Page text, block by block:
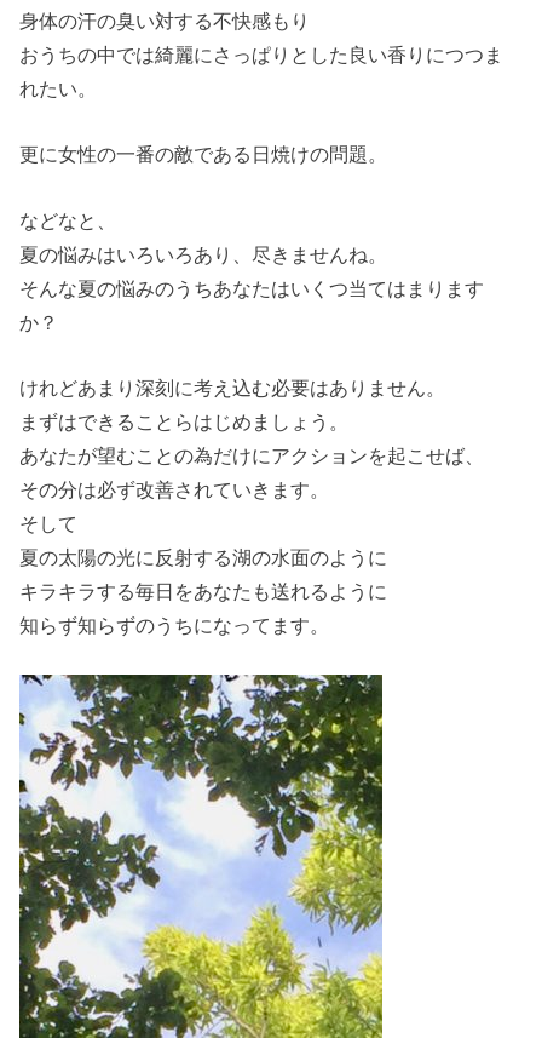
身体の汗の臭い対する不快感もり
おうちの中では綺麗にさっぱりとした良い香りにつつま
れたい。
更に女性の一番の敵である日焼けの問題。
などなと、
夏の悩みはいろいろあり、尽きませんね。
そんな夏の悩みのうちあなたはいくつ当てはまります
か？
けれどあまり深刻に考え込む必要はありません。
まずはできることらはじめましょう。
あなたが望むことの為だけにアクションを起こせば、
その分は必ず改善されていきます。
そして
夏の太陽の光に反射する湖の水面のように
キラキラする毎日をあなたも送れるように
知らず知らずのうちになってます。